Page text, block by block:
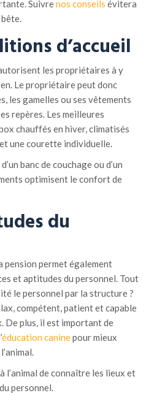
Suivrenos conseils évitera
d’accueil
les propriétaires à y
Le propriétaire peut donc
les gamelles ou ses vêtements
repères. Les meilleures
chauffés en hiver, climatisés
une courette individuelle.
banc de couchage ou d’un
optimisent le confort de
du
pension permet également
et aptitudes du personnel. Tout
le personnel par la structure ?
compétent, patient et capable
De plus, il est important de
éducation caninepour mieux
l’animal de connaître les lieux et
personnel.